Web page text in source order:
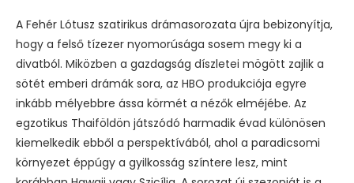
A Fehér Lótusz szatirikus drámasorozata újra bebizonyítja,
hogy a felső tízezer nyomorúsága sosem megy ki a
divatból. Miközben a gazdagság díszletei mögött zajlik a
sötét emberi drámák sora, az HBO produkciója egyre
inkább mélyebbre ássa körmét a nézők elméjébe. Az
egzotikus Thaiföldön játszódó harmadik évad különösen
kiemelkedik ebből a perspektívából, ahol a paradicsomi
környezet éppúgy a gyilkosság színtere lesz, mint